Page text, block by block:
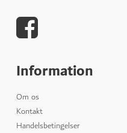
Information
Om os
Kontakt
Handelsbetingelser